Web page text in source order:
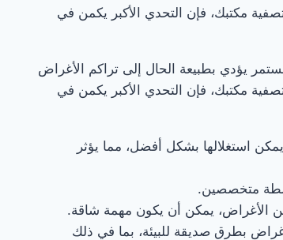
مكتبك، فإن التحدي الأكبر يكمن في
يؤدي بطبيعة الحال إلى تراكم الأغراض
مكتبك، فإن التحدي الأكبر يكمن في
استغلالها بشكل أفضل، مما يؤثر
متخصصين.
الأغراض، يمكن أن يكون مهمة شاقة.
بطرق صديقة للبيئة، بما في ذلك